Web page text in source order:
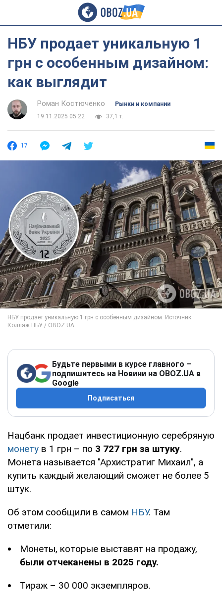
НБУ продает уникальную 1
грн с особенным дизайном:
как выглядит
Роман Костюченко
Рынки и компании
19.11.2025 05:22
37,1 т.
17
Будьте первыми в курсе главного –
подпишитесь на Новини на OBOZ.UA в
Google
Подписаться
Нацбанк продает инвестиционную серебряную
монету в 1 грн – по 3 727 грн за штуку.
Монета называется "Архистратиг Михаил", а
купить каждый желающий сможет не более 5
штук.
Об этом сообщили в самом НБУ. Там
отметили:
Монеты, которые выставят на продажу,
были отчеканены в 2025 году.
Тираж – 30 000 экземпляров.